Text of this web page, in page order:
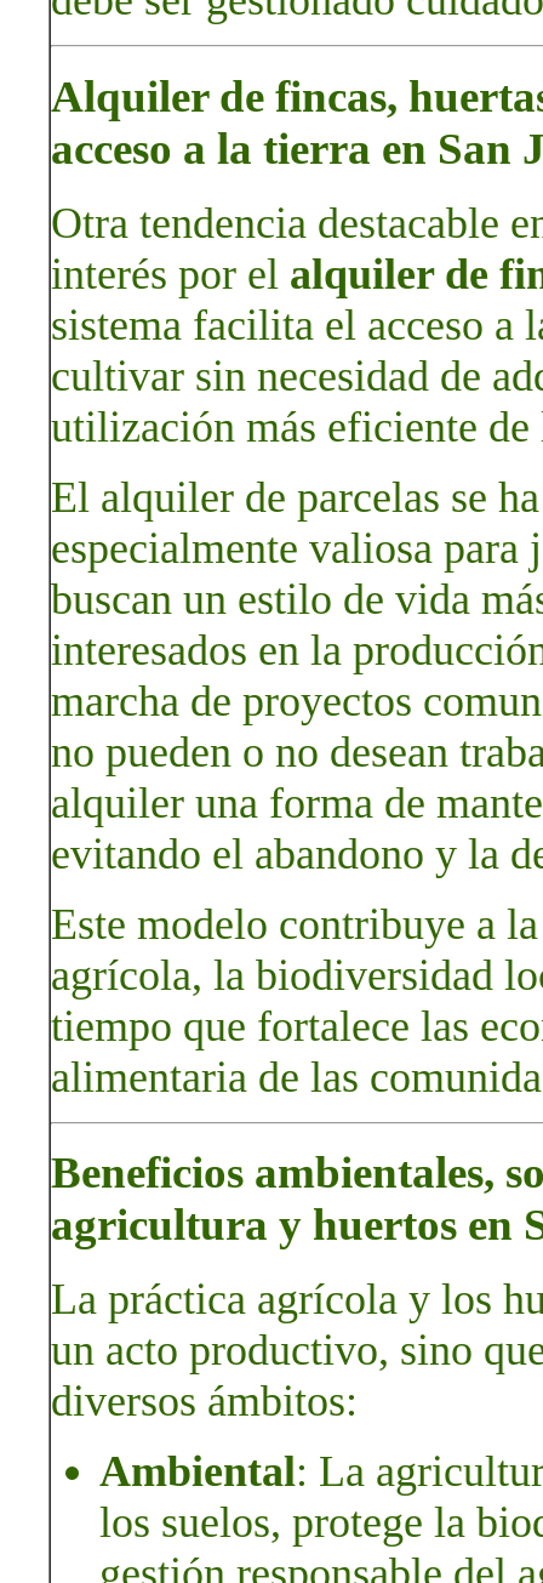
Alquiler de fincas,
acceso a la tierra en San
Otra tendencia destacable
interés por el alquiler de
sistema facilita el acceso a
cultivar sin necesidad de
utilización más eficiente
El alquiler de parcelas se
especialmente valiosa para
buscan un estilo de vida
interesados en la
marcha de proyectos
no pueden o no desean
alquiler una forma de
evitando el abandono y la
Este modelo contribuye a
agrícola, la biodiversidad
tiempo que fortalece las
alimentaria de las
Beneficios ambientales,
agricultura y huertos en
La práctica agrícola y los
un acto productivo, sino
diversos ámbitos:
Ambiental: La
los suelos, protege la